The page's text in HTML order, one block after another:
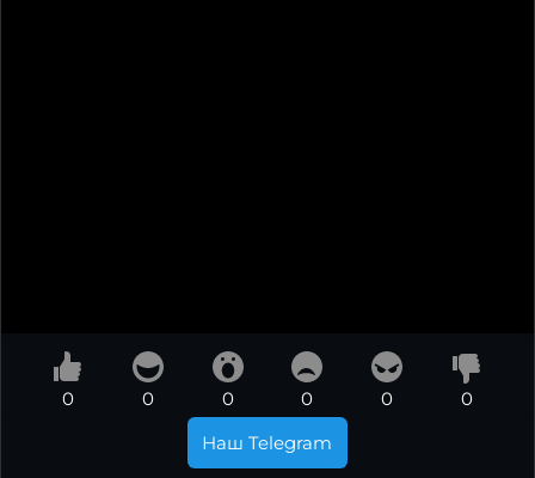
0 0 0 0 0
0
Наш Telegram